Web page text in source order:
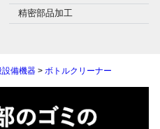
精密部品加工
設備機器 > ボトルクリーナー